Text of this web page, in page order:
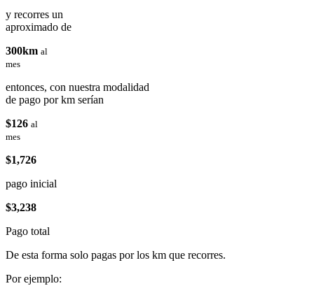
y recorres un
aproximado de
300km al
mes
entonces, con nuestra modalidad
de pago por km serían
$126 al
mes
$1,726
pago inicial
$3,238
Pago total
De esta forma solo pagas por los km que recorres.
Por ejemplo: